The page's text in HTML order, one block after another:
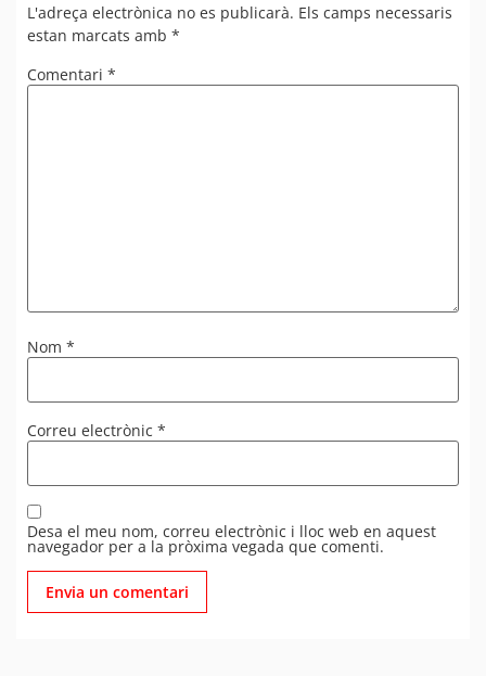
L'adreça electrònica no es publicarà. Els camps necessaris
estan marcats amb *
Comentari *
Nom *
Correu electrònic *
Desa el meu nom, correu electrònic i lloc web en aquest
navegador per a la pròxima vegada que comenti.